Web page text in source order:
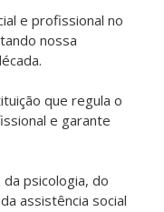
e profissional no
nossa
que regula o
e garante
psicologia, do
assistência social